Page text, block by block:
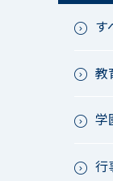
す
教
教
教
学
今
行